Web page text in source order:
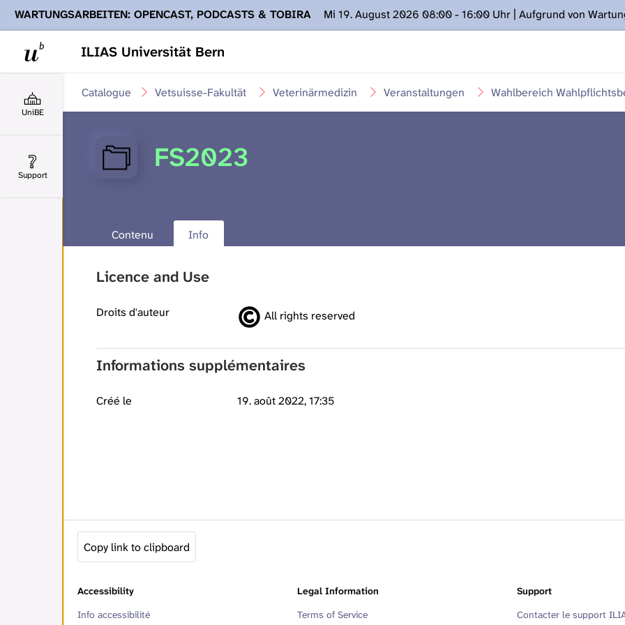
ILIAS Universität Bern
WARTUNGSARBEITEN: OPENCAST, PODCASTS & TOBIRA
Mi 19. August 2026 08:00 - 16:00 Uhr | Aufgrund von
Ihnen Podcasts, Opencast-Videos und Tobira nicht zur Verfügung stehen. Kontakt: www.podcast.unibe.ch
UniBE
Support
Wahlbereich
Veranstaltungen
Veterinärmedizin
Vetsuisse-Fakultät
Catalogue
FS2023
Contenu Info
Licence and Use
Droits d'auteur All rights reserved
Informations supplémentaires
Créé le 19. août 2022, 17:35
Copy link to clipboard
Accessibility
Info accessibilité
Legal Information
Terms of Service
Support
Contacter le support